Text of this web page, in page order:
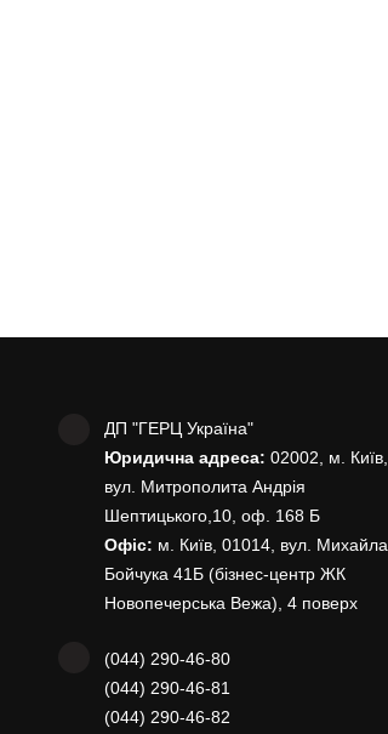
ДП "ГЕРЦ Україна"
Юридична адреса: 02002, м. Київ,
вул. Митрополита Андрія
Шептицького,10, оф. 168 Б
Офіс: м. Київ, 01014, вул. Михайла
Бойчука 41Б (бізнес-центр ЖК
Новопечерська Вежа), 4 поверх
(044) 290-46-80
(044) 290-46-81
(044) 290-46-82